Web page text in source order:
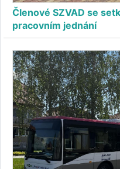
Členové SZVAD se
pracovním jednání